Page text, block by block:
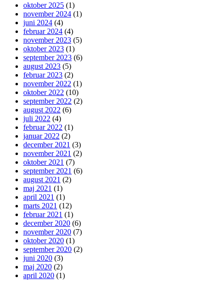
oktober 2025 (1)
november 2024 (1)
juni 2024 (4)
februar 2024 (4)
november 2023 (5)
oktober 2023 (1)
september 2023 (6)
august 2023 (5)
februar 2023 (2)
november 2022 (1)
oktober 2022 (10)
september 2022 (2)
august 2022 (6)
juli 2022 (4)
februar 2022 (1)
januar 2022 (2)
december 2021 (3)
november 2021 (2)
oktober 2021 (7)
september 2021 (6)
august 2021 (2)
maj 2021 (1)
april 2021 (1)
marts 2021 (12)
februar 2021 (1)
december 2020 (6)
november 2020 (7)
oktober 2020 (1)
september 2020 (2)
juni 2020 (3)
maj 2020 (2)
april 2020 (1)